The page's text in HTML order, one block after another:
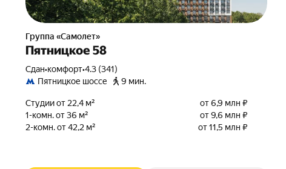
Группа «Самолет»
Пятницкое 58
Сдан•комфорт•4.3 (341)
Пятницкое шоссе
9 мин.
Студии от 22,4 м²
от 6,9 млн ₽
1-комн. от 36 м²
от 9,6 млн ₽
2-комн. от 42,2 м²
от 11,5 млн ₽